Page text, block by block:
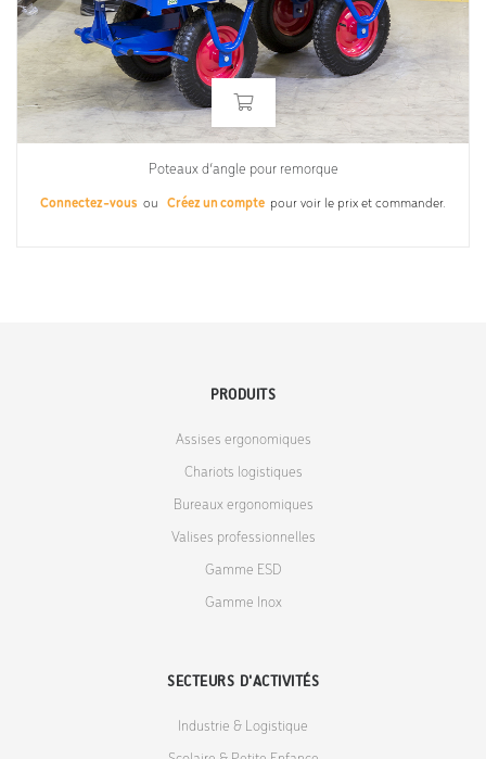
Poteaux d’angle pour remorque
Connectez-vous ou Créez un compte pour voir le prix et commander.
PRODUITS
Assises ergonomiques
Chariots logistiques
Bureaux ergonomiques
Valises professionnelles
Gamme ESD
Gamme Inox
SECTEURS D'ACTIVITÉS
Industrie & Logistique